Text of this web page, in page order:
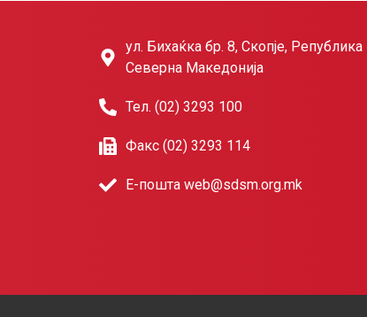
ул. Бихаќка бр. 8, Скопје, Република
Северна Македонија
Тел. (02) 3293 100
Факс (02) 3293 114
Е-пошта web@sdsm.org.mk